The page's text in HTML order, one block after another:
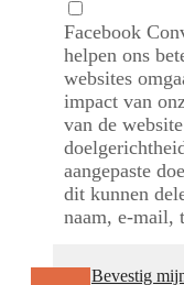
Facebook
helpen ons
websites
impact van
van de
aangepaste
dit kunnen
naam, e-mail,
Bevestig